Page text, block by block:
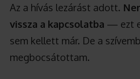
Az a hívás lezárást adott.
vissza a kapcsolatba — ezt
sem kellett már. De a
megbocsátottam.